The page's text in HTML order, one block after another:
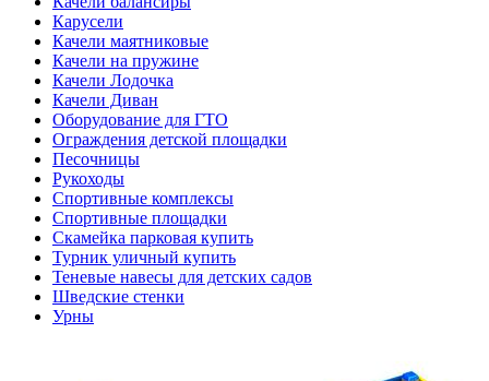
Карусели
Качели маятниковые
Качели на пружине
Качели Лодочка
Качели Диван
Оборудование для ГТО
Ограждения детской площадки
Песочницы
Рукоходы
Спортивные комплексы
Спортивные площадки
Скамейка парковая купить
Турник уличный купить
Теневые навесы для детских садов
Шведские стенки
Урны